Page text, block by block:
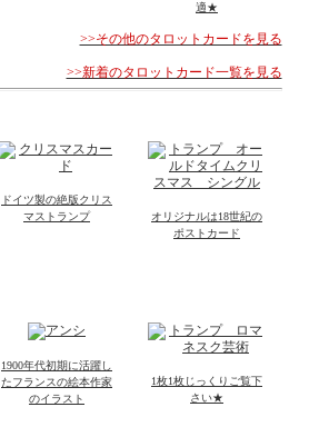
適★
>>その他のタロットカードを見る
>>新着のタロットカード一覧を見る
ドイツ製の絶版クリス
マストランプ
オリジナルは18世紀の
ポストカード
1900年代初期に活躍し
たフランスの絵本作家
のイラスト
1枚1枚じっくりご覧下
さい★